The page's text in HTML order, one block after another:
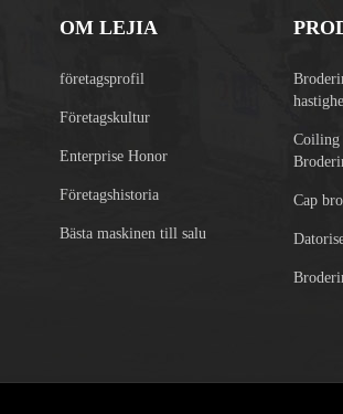
OM LEJIA
företagsprofil
Företagskultur
Enterprise Honor
Företagshistoria
Bästa maskinen till salu
Coiling
Cap